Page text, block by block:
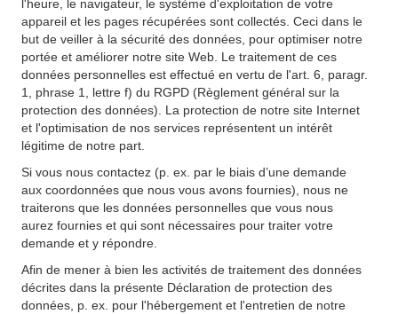
l'heure, le navigateur, le système d'exploitation de votre
appareil et les pages récupérées sont collectés. Ceci dans le
but de veiller à la sécurité des données, pour optimiser notre
portée et améliorer notre site Web. Le traitement de ces
données personnelles est effectué en vertu de l'art. 6, paragr.
1, phrase 1, lettre f) du RGPD (Règlement général sur la
protection des données). La protection de notre site Internet
et l'optimisation de nos services représentent un intérêt
légitime de notre part.
Si vous nous contactez (p. ex. par le biais d’une demande
aux coordonnées que nous vous avons fournies), nous ne
traiterons que les données personnelles que vous nous
aurez fournies et qui sont nécessaires pour traiter votre
demande et y répondre.
Afin de mener à bien les activités de traitement des données
décrites dans la présente Déclaration de protection des
données, p. ex. pour l'hébergement et l'entretien de notre